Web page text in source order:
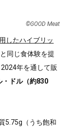
©︎GOOD Meat
したハイブリッ
同じ食体験を提
年を通して販
・ドル（約830
5.75g（うち飽和